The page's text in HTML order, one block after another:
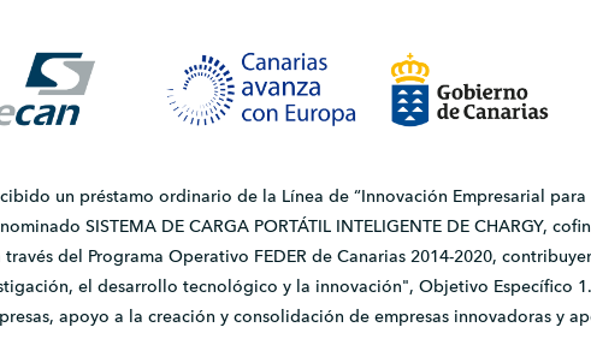
un préstamo ordinario de la Línea de “Innovación Empresarial para
SISTEMA DE CARGA PORTÁTIL INTELIGENTE DE CHARGY,
través del Programa Operativo FEDER de Canarias 2014-2020,
el desarrollo tecnológico y la innovación", Objetivo Específico
apoyo a la creación y consolidación de empresas innovadoras y